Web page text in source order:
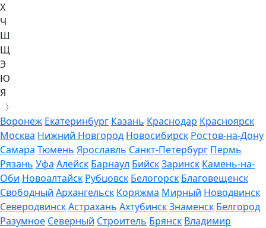
Х
Ч
Ш
Щ
Э
Ю
Я
〉
Воронеж Екатеринбург Казань Краснодар Красноярск
Москва Нижний Новгород Новосибирск Ростов-на-Дону
Самара Тюмень Ярославль Санкт-Петербург Пермь
Рязань Уфа Алейск Барнаул БийскЗаринск Камень-на-
Оби Новоалтайск Рубцовск Белогорск Благовещенск
Свободный Архангельск Коряжма Мирный Новодвинск
СеверодвинскАстрахань АхтубинскЗнаменск Белгород
Разумное Северный Строитель Брянск Владимир